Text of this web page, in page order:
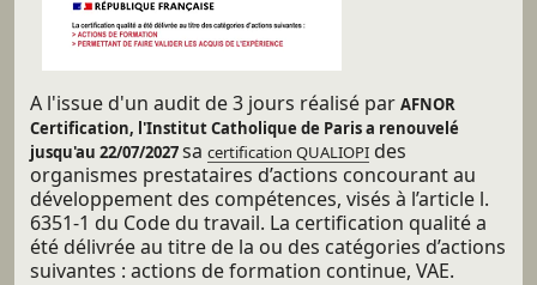
A l'issue d'un audit de 3 jours réalisé par AFNOR
Certification, l'Institut Catholique de Paris a renouvelé
jusqu'au 22/07/2027sa certification QUALIOPIdes
organismes prestataires d’actions concourant au
développement des compétences, visés à l’article l.
6351-1 du Code du travail. La certification qualité a
été délivrée au titre de la ou des catégories d’actions
suivantes : actions de formation continue, VAE.